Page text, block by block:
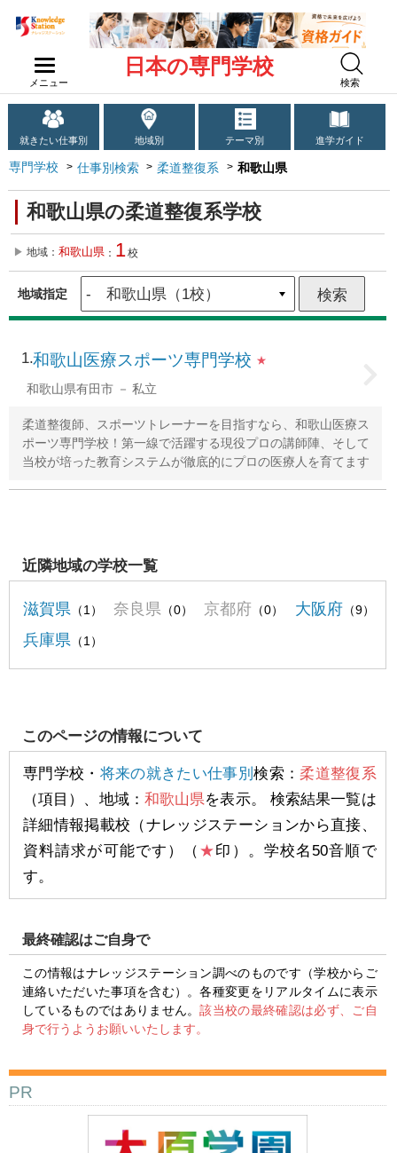
メニュー
日本の専門学校
検索
就きたい仕事別 地域別 テーマ別 進学ガイド
専門学校 仕事別検索 柔道整復系 和歌山県
和歌山県の柔道整復系学校
地域： 和歌山県 ： 1校
地域指定
1 和歌山医療スポーツ専門学校 ★
和歌山県有田市 私立
柔道整復師、スポーツトレーナーを目指すなら、和歌山医療ス
ポーツ専門学校！第一線で活躍する現役プロの講師陣、そして
当校が培った教育システムが徹底的にプロの医療人を育てます
近隣地域の学校一覧
滋賀県 （1） 奈良県 （0） 京都府 （0） 大阪府（9）
兵庫県 （1）
このページの情報について
専門学校・ 将来の就きたい仕事別検索： 柔道整復系
（項目）、地域： 和歌山県を表示。 検索結果一覧は
詳細情報掲載校（ナレッジステーションから直接、
資料請求が可能です）（ ★印）。学校名50音順で
す。
最終確認はご自身で
この情報はナレッジステーション調べのものです（学校からご
連絡いただいた事項を含む）。各種変更をリアルタイムに表示
しているものではありません。該当校の最終確認は必ず、ご自
身で行うようお願いいたします。
PR